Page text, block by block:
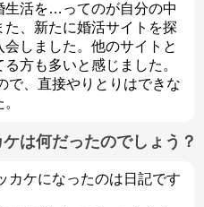
生活を…ってのが自分の中
、新たに婚活サイトを探
しました。他のサイトと
方も多いと感じました。
で、直接やりとりはできな
は何だったのでしょう？
カケになったのは日記です